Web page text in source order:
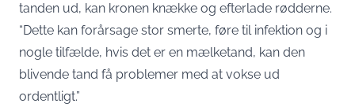
tanden ud, kan kronen knække og efterlade rødderne.
“Dette kan forårsage stor smerte, føre til infektion og i
nogle tilfælde, hvis det er en mælketand, kan den
blivende tand få problemer med at vokse ud
ordentligt.”